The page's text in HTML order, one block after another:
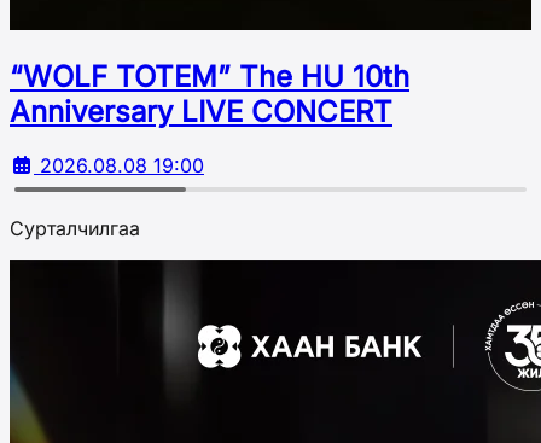
“WOLF TOTEM” The HU 10th
Аnniversary LIVE CONCERT
2026.08.08 19:00
Сурталчилгаа